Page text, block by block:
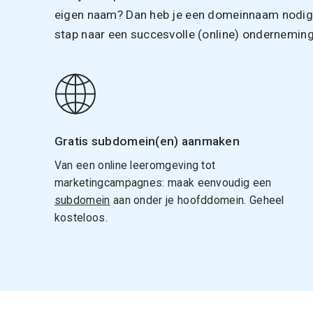
eigen naam? Dan heb je een domeinnaam
stap naar een succesvolle (online)
Gratis subdomein(en) aanmaken
Van een online leeromgeving tot
marketingcampagnes: maak eenvoudig een
subdomein aan onder je hoofddomein. Geheel
kosteloos.